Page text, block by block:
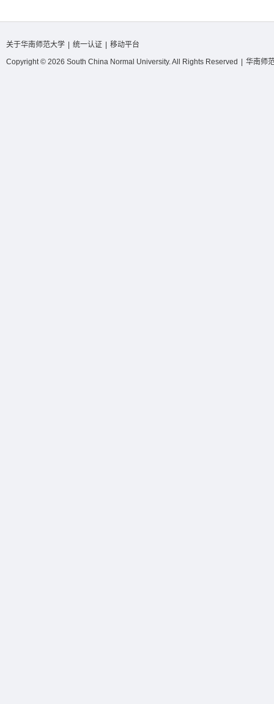
关于华南师范大学 统一认证
移动平台
Copyright © 2026 South China Normal University. All Rights Reserved
华南师